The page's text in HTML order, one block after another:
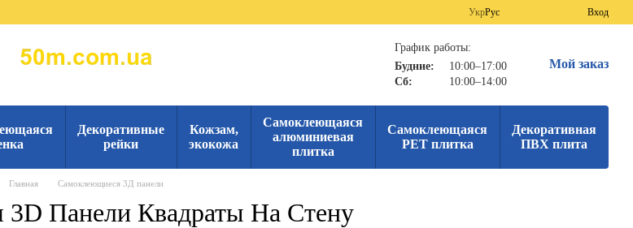
УкрРус Вход
График работы:
Будние:
10:00–17:00
Сб:
10:00–14:00
Мой заказ
Декоративные
рейки
Кожзам,
экокожа
Самоклеющаяся
алюминиевая
плитка
Самоклеющаяся
PET плитка
Декоративная
ПВХ плита
Главная Самоклеющиеся 3Д панели
Панели Квадраты На Стену